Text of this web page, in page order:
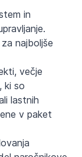
in
najboljše
večje
ki so
lastnih
v paket